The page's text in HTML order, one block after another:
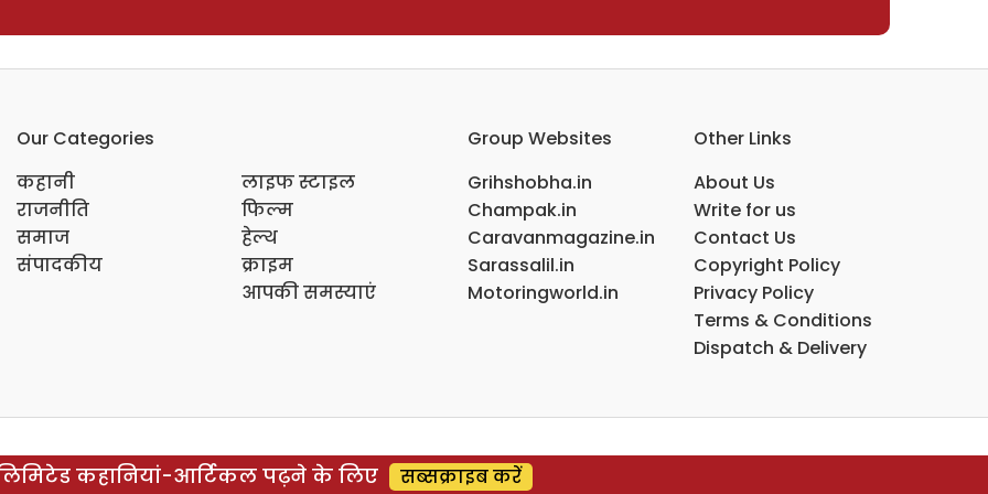
Our Categories
कहानी
राजनीति
समाज
संपादकीय
लाइफ स्टाइल
फिल्म
हेल्थ
क्राइम
आपकी समस्याएं
Group Websites
Grihshobha.in
Champak.in
Caravanmagazine.in
Sarassalil.in
Motoringworld.in
Other Links
About Us
Write for us
Contact Us
Copyright Policy
Privacy Policy
Terms & Conditions
Dispatch & Delivery
कहानियां-आर्टिकल पढ़ने के लिए सब्सक्राइब करें